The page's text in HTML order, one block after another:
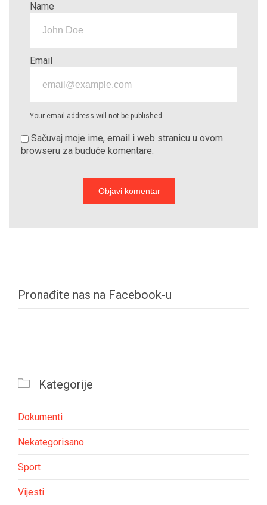
Name
Email
Your email address will not be published.
Sačuvaj moje ime, email i web stranicu u ovom
browseru za buduće komentare.
Pronađite nas na Facebook-u
 Kategorije
Dokumenti
Nekategorisano
Sport
Vijesti